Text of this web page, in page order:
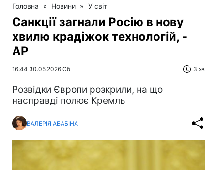
Головна » Новини » У світі
Санкції загнали Росію в нову
хвилю крадіжок технологій, -
AP
16:44 30.05.2026 Сб 3 хв
Розвідки Європи розкрили, на що
насправді полює Кремль
ВАЛЕРІЯ АБАБІНА